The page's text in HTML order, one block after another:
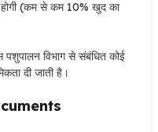
होगी (कम से कम 10% खुद का
विभाग से संबंधित कोई
दी जाती है।